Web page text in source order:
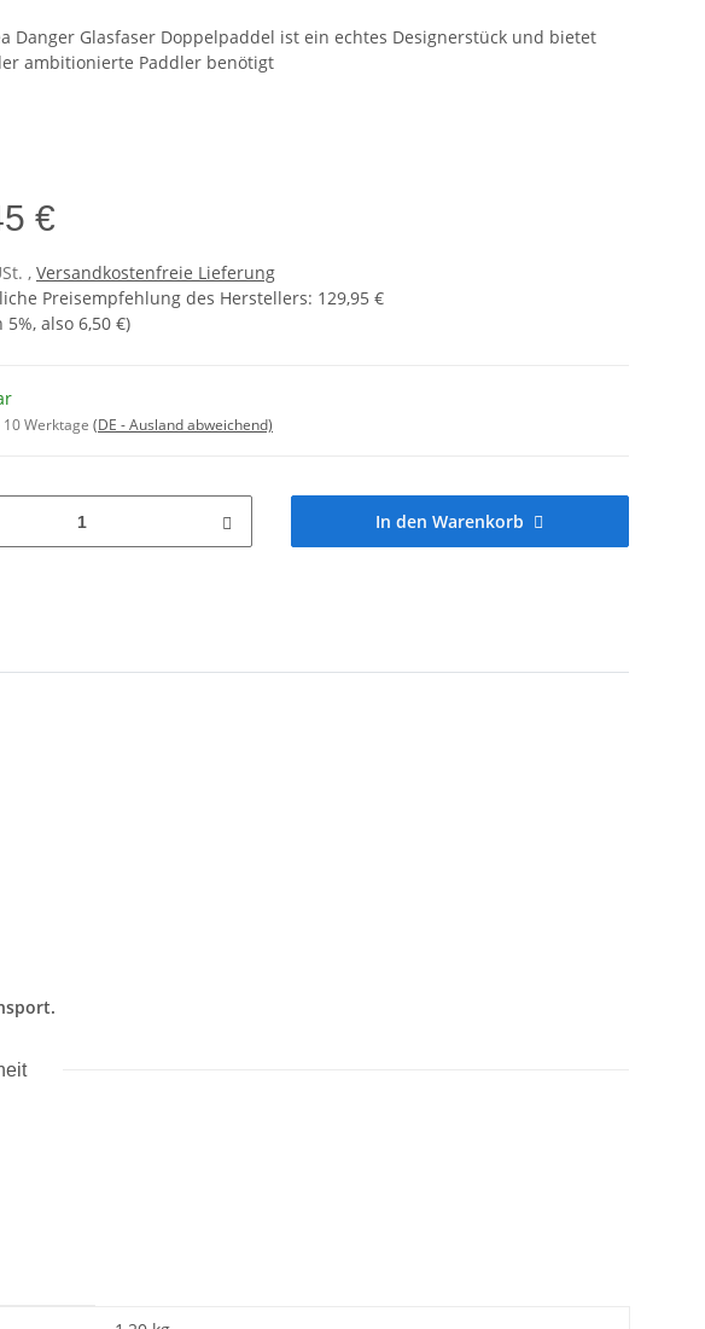
Danger Glasfaser Doppelpaddel ist ein echtes Designerstück und bietet
ambitionierte Paddler benötigt
€
, Versandkostenfreie Lieferung
Preisempfehlung des Herstellers: 129,95 €
5%, also 6,50 €)
10 Werktage (DE - Ausland abweichend)
In den Warenkorb